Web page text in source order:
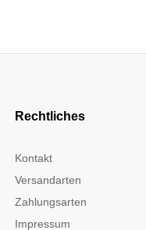
Rechtliches
Kontakt
Versandarten
Zahlungsarten
Impressum